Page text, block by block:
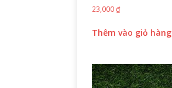
23,000₫
Thêm vào giỏ hàng